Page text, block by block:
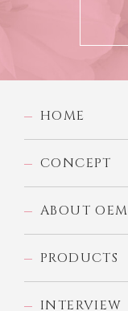
HOME
CONCEPT
ABOUT OEM
PRODUCTS
INTERVIEW